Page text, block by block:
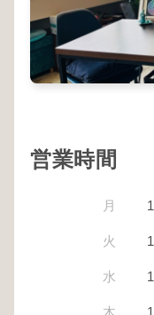
営業時間
月
火
水
木